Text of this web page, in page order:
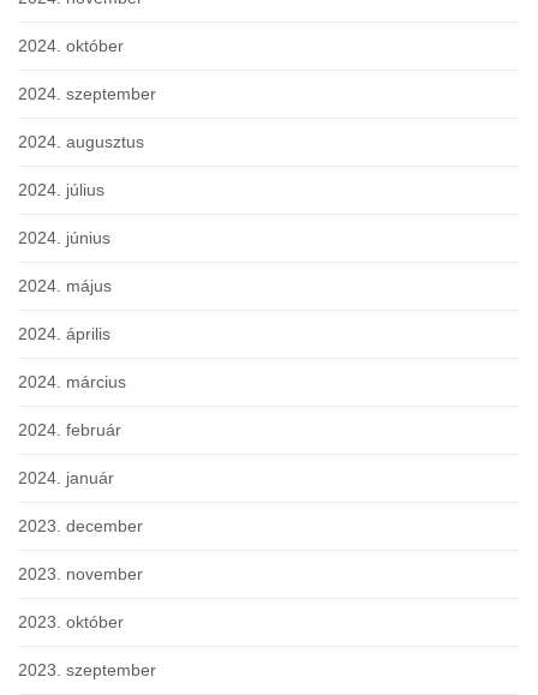
2024. október
2024. szeptember
2024. augusztus
2024. július
2024. június
2024. május
2024. április
2024. március
2024. február
2024. január
2023. december
2023. november
2023. október
2023. szeptember